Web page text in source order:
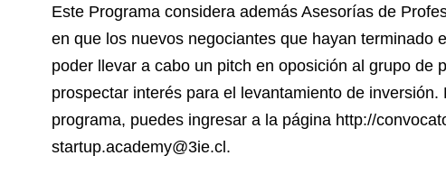
Este Programa considera además Asesorías de
en que los nuevos negociantes que hayan terminado
poder llevar a cabo un pitch en oposición al grupo de
prospectar interés para el levantamiento de
programa, puedes ingresar a la página http://
startup.academy@3ie.cl.